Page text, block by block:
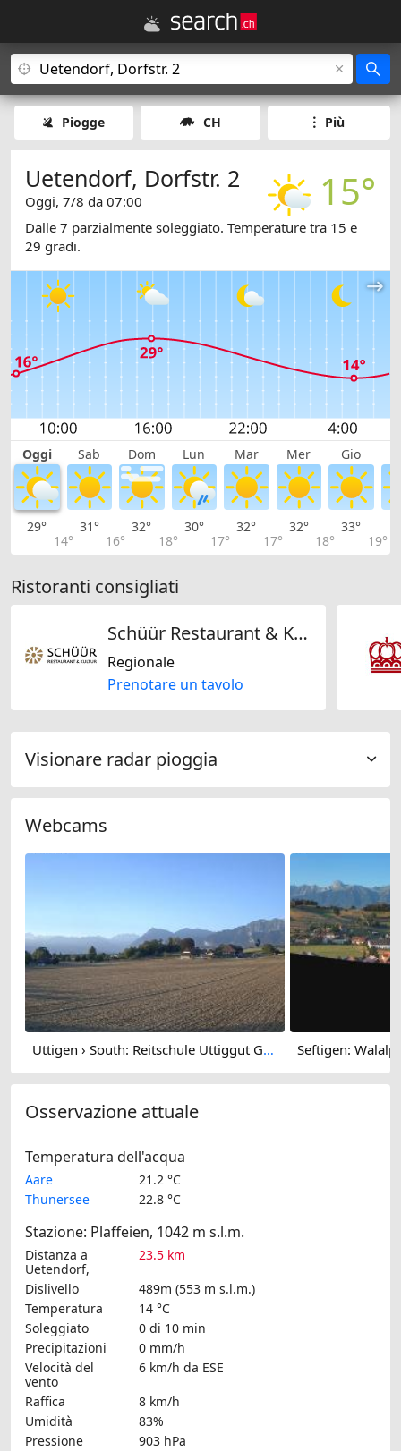
Piogge CH Più
15°
Uetendorf, Dorfstr. 2
Oggi, 7/8 da 07:00
Dalle 7 parzialmente soleggiato. Temperature tra 15 e
29 gradi.
Oggi Sab Dom Lun Mar Mer Gio
29°
14°
31°
16°
32°
18°
30°
17°
32°
17°
32°
18°
33°
19°
Ristoranti consigliati
Schüür Restaurant & Kultur
Regionale
Prenotare un tavolo
Visionare radar pioggia
Webcams
Uttigen › South: Reitschule Uttiggut GmbH
Osservazione attuale
Temperatura dell'acqua
Aare
21.2 °C
Thunersee
22.8 °C
Stazione: Plaffeien, 1042 m s.l.m.
Distanza a
Uetendorf,
23.5 km
Dislivello
489m (553 m s.l.m.)
Temperatura
14 °C
Soleggiato
0 di 10 min
Precipitazioni
0 mm/h
Velocità del
vento
6 km/h da ESE
Raffica
8 km/h
Umidità
83%
Pressione
903 hPa